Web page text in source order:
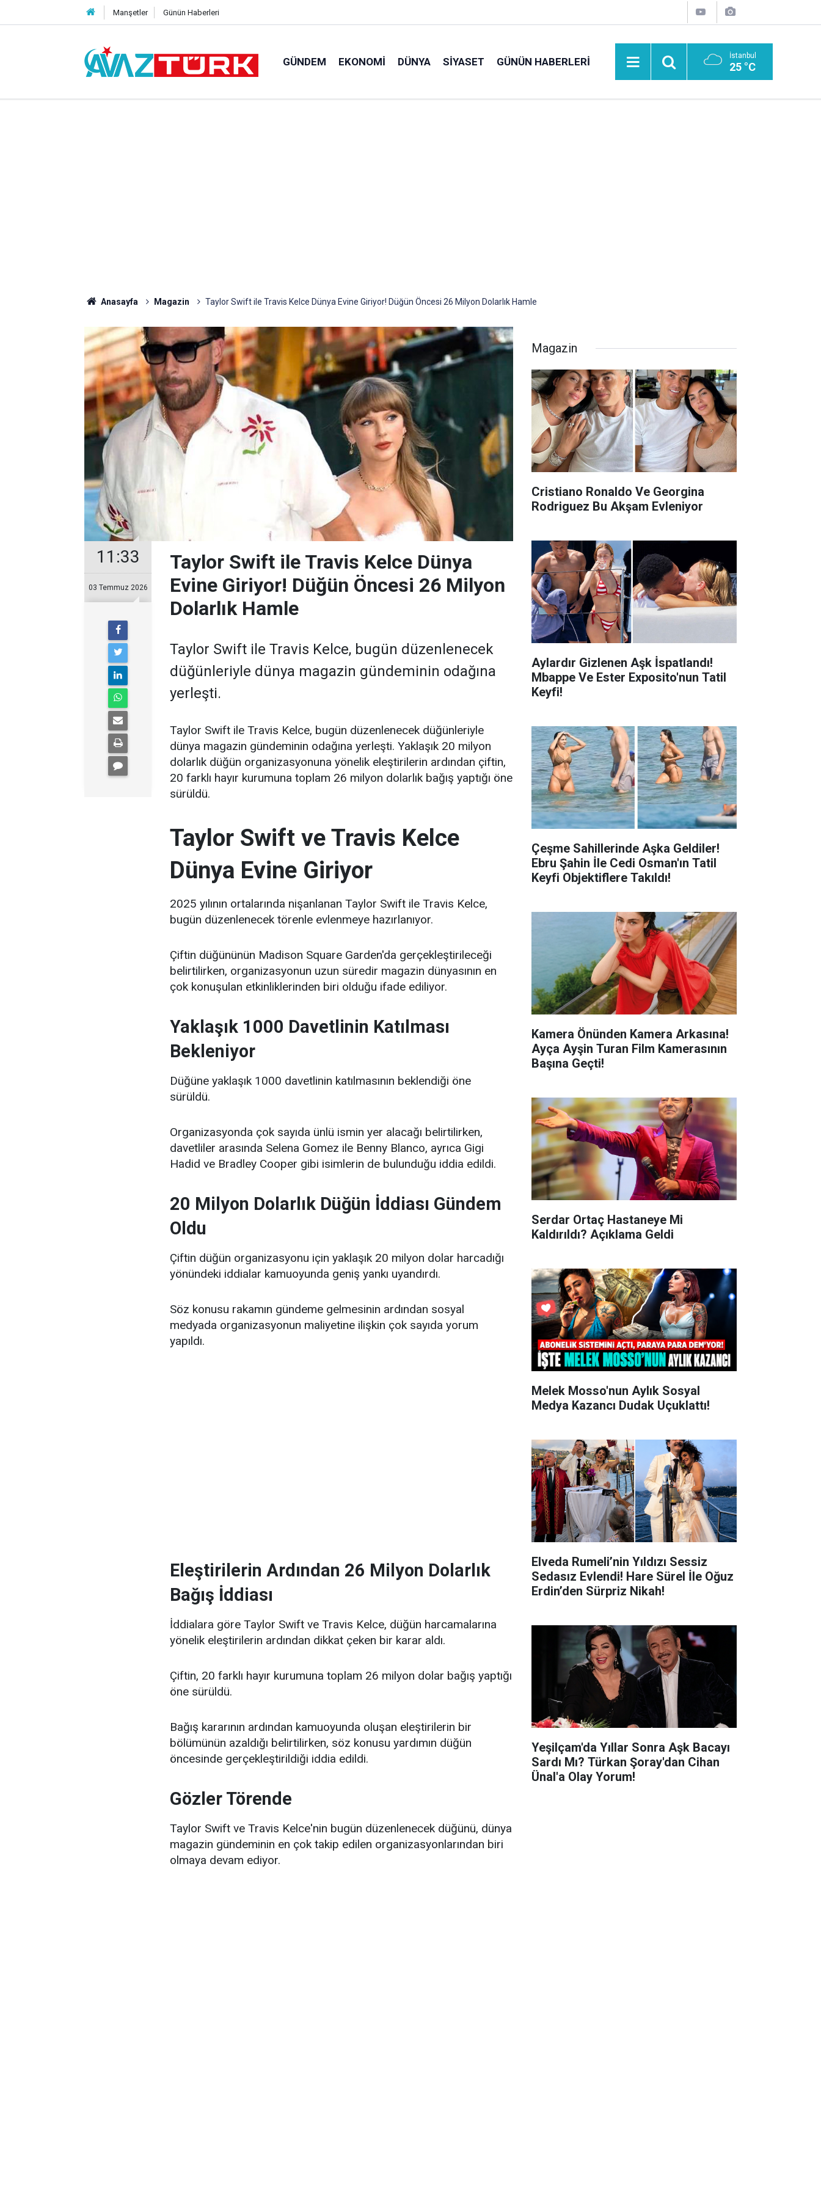
Manşetler Günün Haberleri
GÜNDEM EKONOMI DÜNYA SIYASET GÜNÜN HABERLERI İstanbul
25 °C
Anasayfa Magazin Taylor Swift ile Travis Kelce Dünya Evine Giriyor! Düğün Öncesi 26 Milyon Dolarlık Hamle
11:33
03 Temmuz 2026
Taylor Swift ile Travis Kelce Dünya
Evine Giriyor! Düğün Öncesi 26 Milyon
Dolarlık Hamle
Taylor Swift ile Travis Kelce, bugün düzenlenecek
düğünleriyle dünya magazin gündeminin odağına
yerleşti.
Taylor Swift ile Travis Kelce, bugün düzenlenecek düğünleriyle
dünya magazin gündeminin odağına yerleşti. Yaklaşık 20 milyon
dolarlık düğün organizasyonuna yönelik eleştirilerin ardından çiftin,
20 farklı hayır kurumuna toplam 26 milyon dolarlık bağış yaptığı öne
sürüldü.
Taylor Swift ve Travis Kelce
Dünya Evine Giriyor
2025 yılının ortalarında nişanlanan Taylor Swift ile Travis Kelce,
bugün düzenlenecek törenle evlenmeye hazırlanıyor.
Çiftin düğününün Madison Square Garden'da gerçekleştirileceği
belirtilirken, organizasyonun uzun süredir magazin dünyasının en
çok konuşulan etkinliklerinden biri olduğu ifade ediliyor.
Yaklaşık 1000 Davetlinin Katılması
Bekleniyor
Düğüne yaklaşık 1000 davetlinin katılmasının beklendiği öne
sürüldü.
Organizasyonda çok sayıda ünlü ismin yer alacağı belirtilirken,
davetliler arasında Selena Gomez ile Benny Blanco, ayrıca Gigi
Hadid ve Bradley Cooper gibi isimlerin de bulunduğu iddia edildi.
20 Milyon Dolarlık Düğün İddiası Gündem
Oldu
Çiftin düğün organizasyonu için yaklaşık 20 milyon dolar harcadığı
yönündeki iddialar kamuoyunda geniş yankı uyandırdı.
Söz konusu rakamın gündeme gelmesinin ardından sosyal
medyada organizasyonun maliyetine ilişkin çok sayıda yorum
yapıldı.
Eleştirilerin Ardından 26 Milyon Dolarlık
Bağış İddiası
İddialara göre Taylor Swift ve Travis Kelce, düğün harcamalarına
yönelik eleştirilerin ardından dikkat çeken bir karar aldı.
Çiftin, 20 farklı hayır kurumuna toplam 26 milyon dolar bağış yaptığı
öne sürüldü.
Bağış kararının ardından kamuoyunda oluşan eleştirilerin bir
bölümünün azaldığı belirtilirken, söz konusu yardımın düğün
öncesinde gerçekleştirildiği iddia edildi.
Gözler Törende
Taylor Swift ve Travis Kelce'nin bugün düzenlenecek düğünü, dünya
magazin gündeminin en çok takip edilen organizasyonlarından biri
olmaya devam ediyor.
Magazin
Cristiano Ronaldo Ve Georgina
Rodriguez Bu Akşam Evleniyor
Aylardır Gizlenen Aşk İspatlandı!
Mbappe Ve Ester Exposito'nun Tatil
Keyfi!
Çeşme Sahillerinde Aşka Geldiler!
Ebru Şahin İle Cedi Osman'ın Tatil
Keyfi Objektiflere Takıldı!
Kamera Önünden Kamera Arkasına!
Ayça Ayşin Turan Film Kamerasının
Başına Geçti!
Serdar Ortaç Hastaneye Mi
Kaldırıldı? Açıklama Geldi
Melek Mosso'nun Aylık Sosyal
Medya Kazancı Dudak Uçuklattı!
Elveda Rumeli’nin Yıldızı Sessiz
Sedasız Evlendi! Hare Sürel İle Oğuz
Erdin’den Sürpriz Nikah!
Yeşilçam'da Yıllar Sonra Aşk Bacayı
Sardı Mı? Türkan Şoray'dan Cihan
Ünal'a Olay Yorum!